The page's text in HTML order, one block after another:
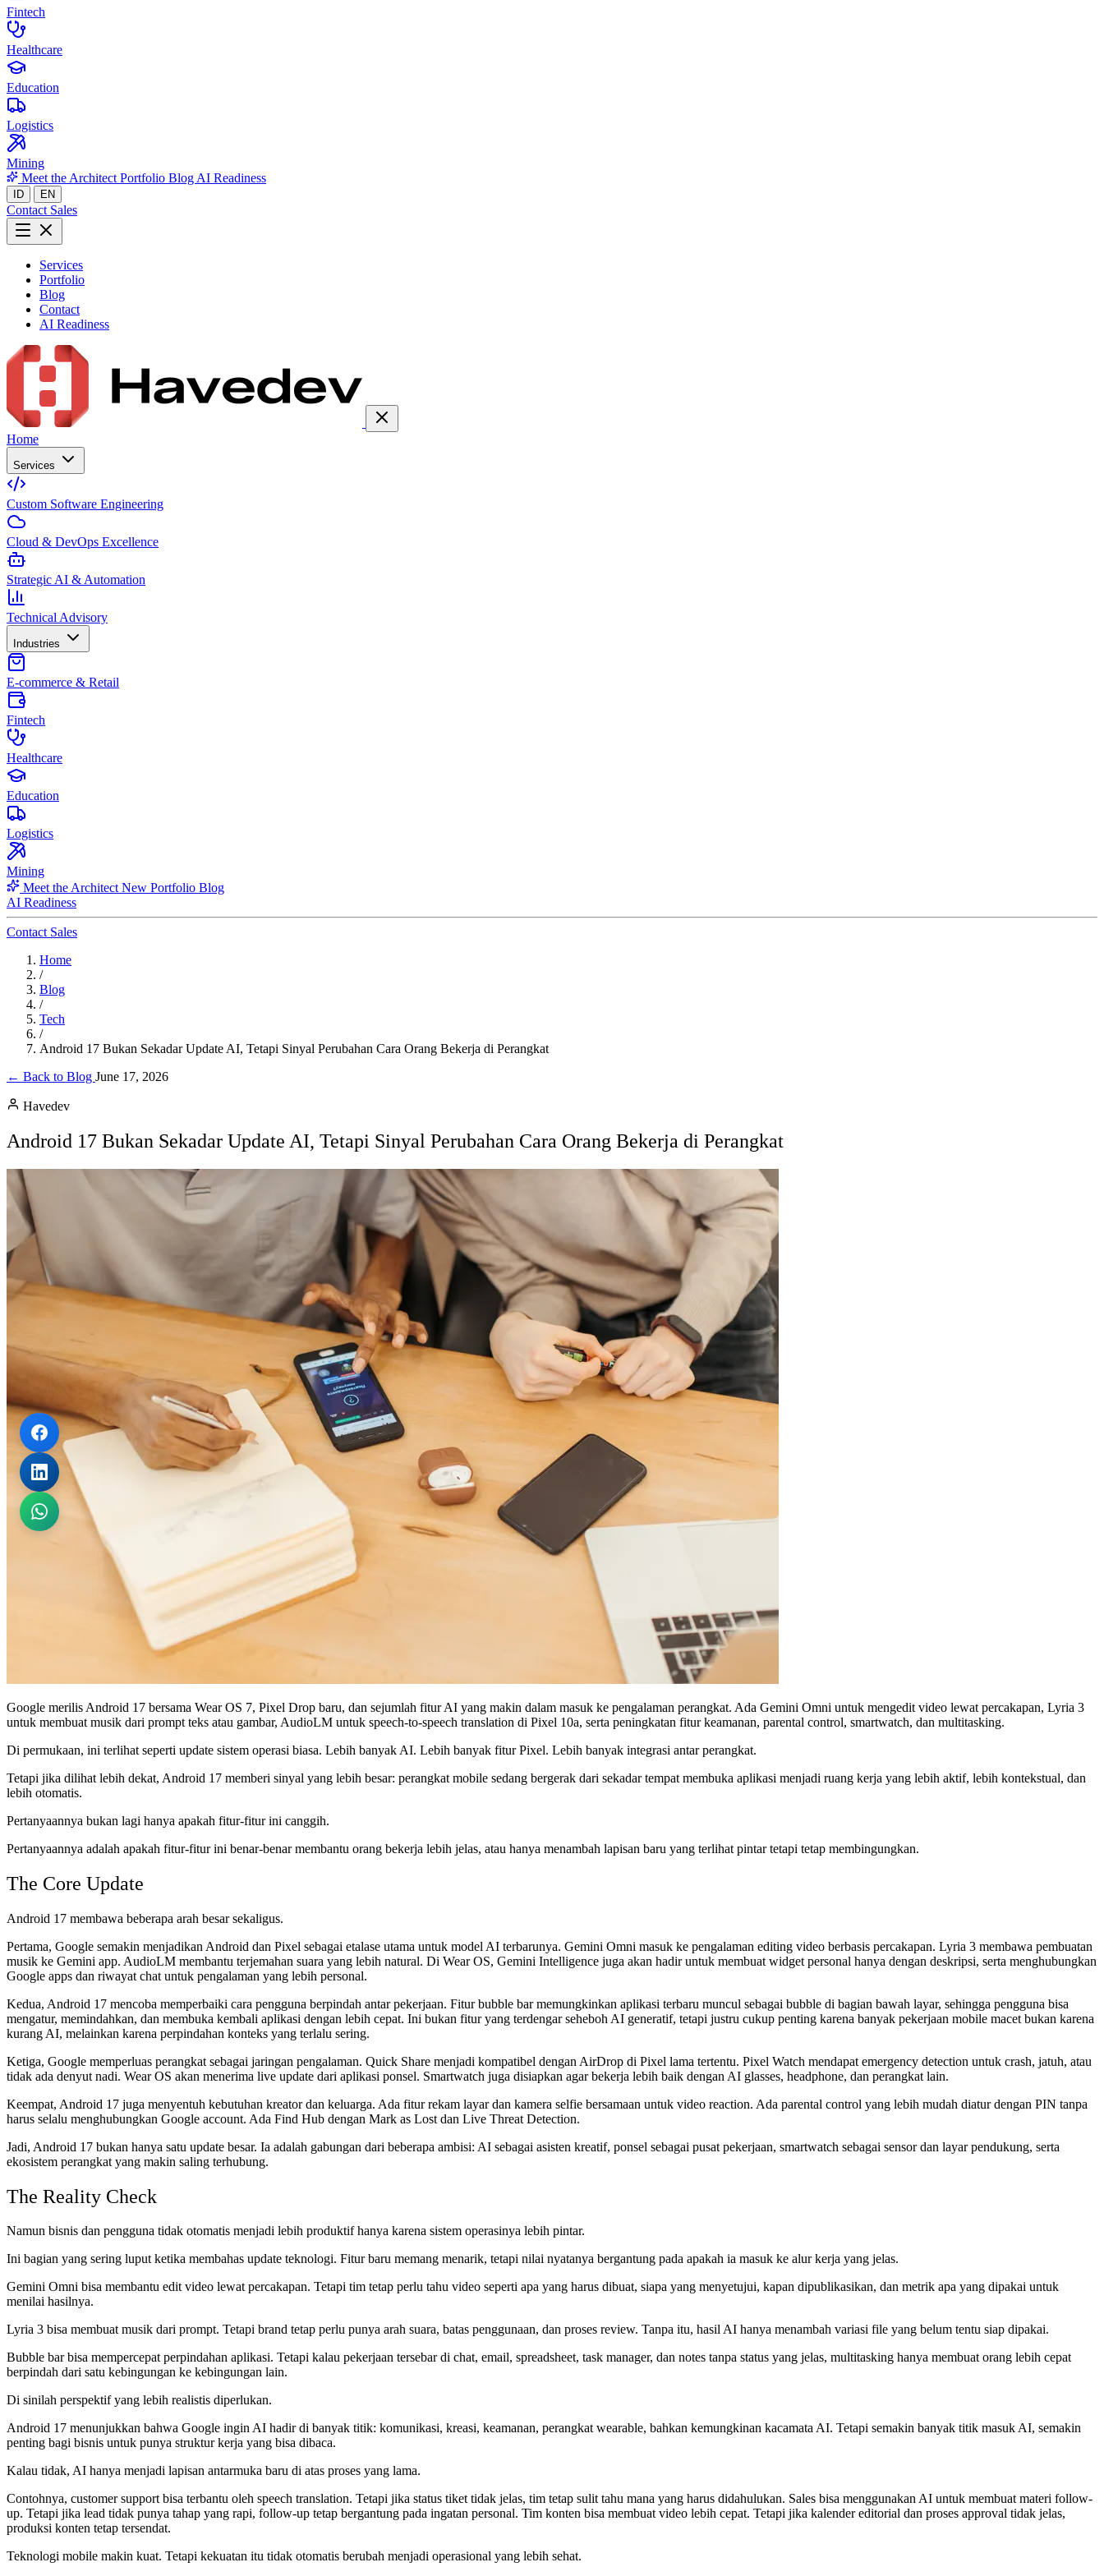
Fintech
Healthcare
Education
Logistics
Mining
Meet the Architect Portfolio Blog AI Readiness
ID EN
Contact Sales
Services
Portfolio
Blog
Contact
AI Readiness
Home
Services
Custom Software Engineering
Cloud & DevOps Excellence
Strategic AI & Automation
Technical Advisory
Industries
E-commerce & Retail
Fintech
Healthcare
Education
Logistics
Mining
Meet the Architect New Portfolio Blog
AI Readiness
Contact Sales
Home
/
Blog
/
Tech
/
Android 17 Bukan Sekadar Update AI, Tetapi Sinyal Perubahan Cara Orang Bekerja di Perangkat
← Back to Blog June 17, 2026
Havedev
Android 17 Bukan Sekadar Update AI, Tetapi Sinyal Perubahan Cara Orang Bekerja di Perangkat
Google merilis Android 17 bersama Wear OS 7, Pixel Drop baru, dan sejumlah fitur AI yang makin dalam masuk ke pengalaman perangkat. Ada Gemini Omni untuk mengedit video lewat percakapan, Lyria 3
untuk membuat musik dari prompt teks atau gambar, AudioLM untuk speech-to-speech translation di Pixel 10a, serta peningkatan fitur keamanan, parental control, smartwatch, dan multitasking.
Di permukaan, ini terlihat seperti update sistem operasi biasa. Lebih banyak AI. Lebih banyak fitur Pixel. Lebih banyak integrasi antar perangkat.
Tetapi jika dilihat lebih dekat, Android 17 memberi sinyal yang lebih besar: perangkat mobile sedang bergerak dari sekadar tempat membuka aplikasi menjadi ruang kerja yang lebih aktif, lebih kontekstual, dan
lebih otomatis.
Pertanyaannya bukan lagi hanya apakah fitur-fitur ini canggih.
Pertanyaannya adalah apakah fitur-fitur ini benar-benar membantu orang bekerja lebih jelas, atau hanya menambah lapisan baru yang terlihat pintar tetapi tetap membingungkan.
The Core Update
Android 17 membawa beberapa arah besar sekaligus.
Pertama, Google semakin menjadikan Android dan Pixel sebagai etalase utama untuk model AI terbarunya. Gemini Omni masuk ke pengalaman editing video berbasis percakapan. Lyria 3 membawa pembuatan
musik ke Gemini app. AudioLM membantu terjemahan suara yang lebih natural. Di Wear OS, Gemini Intelligence juga akan hadir untuk membuat widget personal hanya dengan deskripsi, serta menghubungkan
Google apps dan riwayat chat untuk pengalaman yang lebih personal.
Kedua, Android 17 mencoba memperbaiki cara pengguna berpindah antar pekerjaan. Fitur bubble bar memungkinkan aplikasi terbaru muncul sebagai bubble di bagian bawah layar, sehingga pengguna bisa
mengatur, memindahkan, dan membuka kembali aplikasi dengan lebih cepat. Ini bukan fitur yang terdengar seheboh AI generatif, tetapi justru cukup penting karena banyak pekerjaan mobile macet bukan karena
kurang AI, melainkan karena perpindahan konteks yang terlalu sering.
Ketiga, Google memperluas perangkat sebagai jaringan pengalaman. Quick Share menjadi kompatibel dengan AirDrop di Pixel lama tertentu. Pixel Watch mendapat emergency detection untuk crash, jatuh, atau
tidak ada denyut nadi. Wear OS akan menerima live update dari aplikasi ponsel. Smartwatch juga disiapkan agar bekerja lebih baik dengan AI glasses, headphone, dan perangkat lain.
Keempat, Android 17 juga menyentuh kebutuhan kreator dan keluarga. Ada fitur rekam layar dan kamera selfie bersamaan untuk video reaction. Ada parental control yang lebih mudah diatur dengan PIN tanpa
harus selalu menghubungkan Google account. Ada Find Hub dengan Mark as Lost dan Live Threat Detection.
Jadi, Android 17 bukan hanya satu update besar. Ia adalah gabungan dari beberapa ambisi: AI sebagai asisten kreatif, ponsel sebagai pusat pekerjaan, smartwatch sebagai sensor dan layar pendukung, serta
ekosistem perangkat yang makin saling terhubung.
The Reality Check
Namun bisnis dan pengguna tidak otomatis menjadi lebih produktif hanya karena sistem operasinya lebih pintar.
Ini bagian yang sering luput ketika membahas update teknologi. Fitur baru memang menarik, tetapi nilai nyatanya bergantung pada apakah ia masuk ke alur kerja yang jelas.
Gemini Omni bisa membantu edit video lewat percakapan. Tetapi tim tetap perlu tahu video seperti apa yang harus dibuat, siapa yang menyetujui, kapan dipublikasikan, dan metrik apa yang dipakai untuk
menilai hasilnya.
Lyria 3 bisa membuat musik dari prompt. Tetapi brand tetap perlu punya arah suara, batas penggunaan, dan proses review. Tanpa itu, hasil AI hanya menambah variasi file yang belum tentu siap dipakai.
Bubble bar bisa mempercepat perpindahan aplikasi. Tetapi kalau pekerjaan tersebar di chat, email, spreadsheet, task manager, dan notes tanpa status yang jelas, multitasking hanya membuat orang lebih cepat
berpindah dari satu kebingungan ke kebingungan lain.
Di sinilah perspektif yang lebih realistis diperlukan.
Android 17 menunjukkan bahwa Google ingin AI hadir di banyak titik: komunikasi, kreasi, keamanan, perangkat wearable, bahkan kemungkinan kacamata AI. Tetapi semakin banyak titik masuk AI, semakin
penting bagi bisnis untuk punya struktur kerja yang bisa dibaca.
Kalau tidak, AI hanya menjadi lapisan antarmuka baru di atas proses yang lama.
Contohnya, customer support bisa terbantu oleh speech translation. Tetapi jika status tiket tidak jelas, tim tetap sulit tahu mana yang harus didahulukan. Sales bisa menggunakan AI untuk membuat materi follow-
up. Tetapi jika lead tidak punya tahap yang rapi, follow-up tetap bergantung pada ingatan personal. Tim konten bisa membuat video lebih cepat. Tetapi jika kalender editorial dan proses approval tidak jelas,
produksi konten tetap tersendat.
Teknologi mobile makin kuat. Tetapi kekuatan itu tidak otomatis berubah menjadi operasional yang lebih sehat.